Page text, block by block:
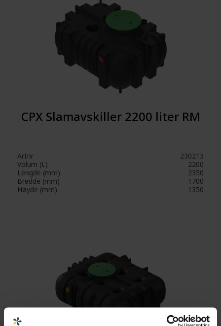
CPX Slamavskiller 2200 liter RM
Artnr
230213
Volum (L)
2200
Lengde (mm)
2350
Bredde (mm)
1700
Høyde (mm)
1350